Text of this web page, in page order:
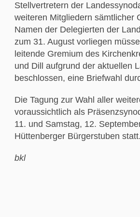
Stellvertretern der
weiteren Mitgliedern sämtlicher
Namen der Delegierten der
zum 31. August vorliegen
leitende Gremium des
und Dill aufgrund der aktuellen
beschlossen, eine Briefwahl
Die Tagung zur Wahl aller
voraussichtlich als
11. und Samstag, 12.
Hüttenberger Bürgerstuben statt.
bkl